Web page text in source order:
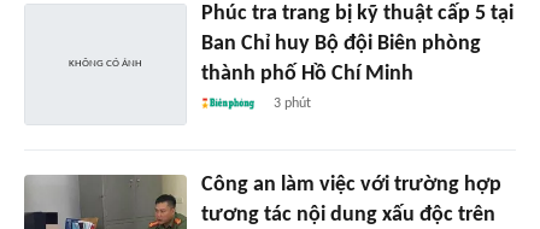
Phúc tra trang bị kỹ thuật cấp 5 tại
Ban Chỉ huy Bộ đội Biên phòng
thành phố Hồ Chí Minh
3 phút
Công an làm việc với trường hợp
tương tác nội dung xấu độc trên